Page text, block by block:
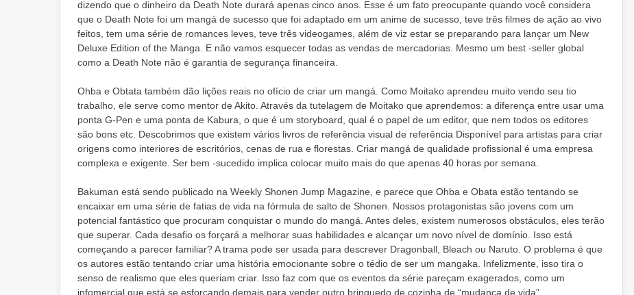
dizendo que o dinheiro da Death Note durará apenas cinco anos. Esse é um fato preocupante quando você considera
que o Death Note foi um mangá de sucesso que foi adaptado em um anime de sucesso, teve três filmes de ação ao vivo
feitos, tem uma série de romances leves, teve três videogames, além de viz estar se preparando para lançar um New
Deluxe Edition of the Manga. E não vamos esquecer todas as vendas de mercadorias. Mesmo um best -seller global
como a Death Note não é garantia de segurança financeira.
Ohba e Obtata também dão lições reais no ofício de criar um mangá. Como Moitako aprendeu muito vendo seu tio
trabalho, ele serve como mentor de Akito. Através da tutelagem de Moitako que aprendemos: a diferença entre usar uma
ponta G-Pen e uma ponta de Kabura, o que é um storyboard, qual é o papel de um editor, que nem todos os editores
são bons etc. Descobrimos que existem vários livros de referência visual de referência Disponível para artistas para criar
origens como interiores de escritórios, cenas de rua e florestas. Criar mangá de qualidade profissional é uma empresa
complexa e exigente. Ser bem -sucedido implica colocar muito mais do que apenas 40 horas por semana.
Bakuman está sendo publicado na Weekly Shonen Jump Magazine, e parece que Ohba e Obata estão tentando se
encaixar em uma série de fatias de vida na fórmula de salto de Shonen. Nossos protagonistas são jovens com um
potencial fantástico que procuram conquistar o mundo do mangá. Antes deles, existem numerosos obstáculos, eles terão
que superar. Cada desafio os forçará a melhorar suas habilidades e alcançar um novo nível de domínio. Isso está
começando a parecer familiar? A trama pode ser usada para descrever Dragonball, Bleach ou Naruto. O problema é que
os autores estão tentando criar uma história emocionante sobre o tédio de ser um mangaka. Infelizmente, isso tira o
senso de realismo que eles queriam criar. Isso faz com que os eventos da série pareçam exagerados, como um
infomercial que está se esforçando demais para vender outro brinquedo de cozinha de “mudança de vida”.